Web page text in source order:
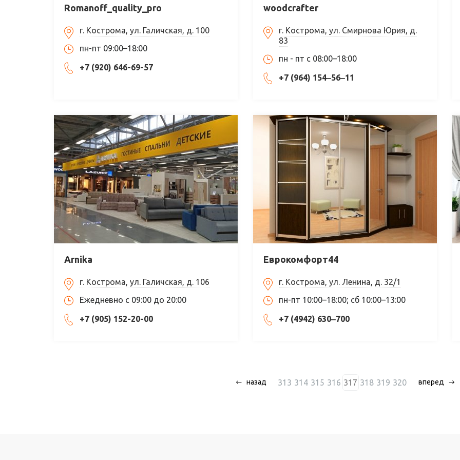
Romanoff_quality_pro
г. Кострома, ул. Галичская, д. 100
пн-пт 09:00–18:00
+7 (920) 646-69-57
woodcrafter
г. Кострома, ул. Смирнова Юрия, д.
83
пн - пт с 08:00–18:00
+7 (964) 154‒56‒11
Arnika
г. Кострома, ул. Галичская, д. 106
Ежедневно с 09:00 до 20:00
+7 (905) 152-20-00
Еврокомфорт44
г. Кострома, ул. Ленина, д. 32/1
пн-пт 10:00–18:00; сб 10:00–13:00
+7 (4942) 630‒700
назад 313 314 315 316 317 318 319 320 вперед